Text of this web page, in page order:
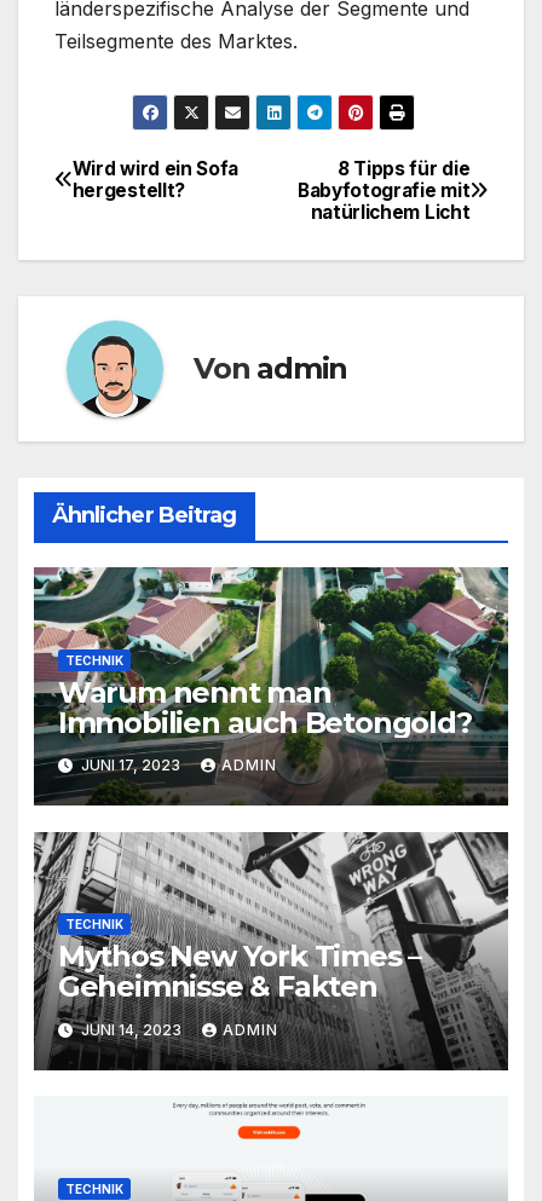
länderspezifische Analyse der Segmente und
Teilsegmente des Marktes.
Beitragsnavigation8 Tipps für die
Babyfotografie mit
natürlichem Licht
Wird wird ein Sofa
hergestellt?
Von admin
Ähnlicher Beitrag
TECHNIK
Warum nennt man
Immobilien auch Betongold?
JUNI 17, 2023 ADMIN
TECHNIK
Mythos New York Times –
Geheimnisse & Fakten
JUNI 14, 2023 ADMIN
TECHNIK